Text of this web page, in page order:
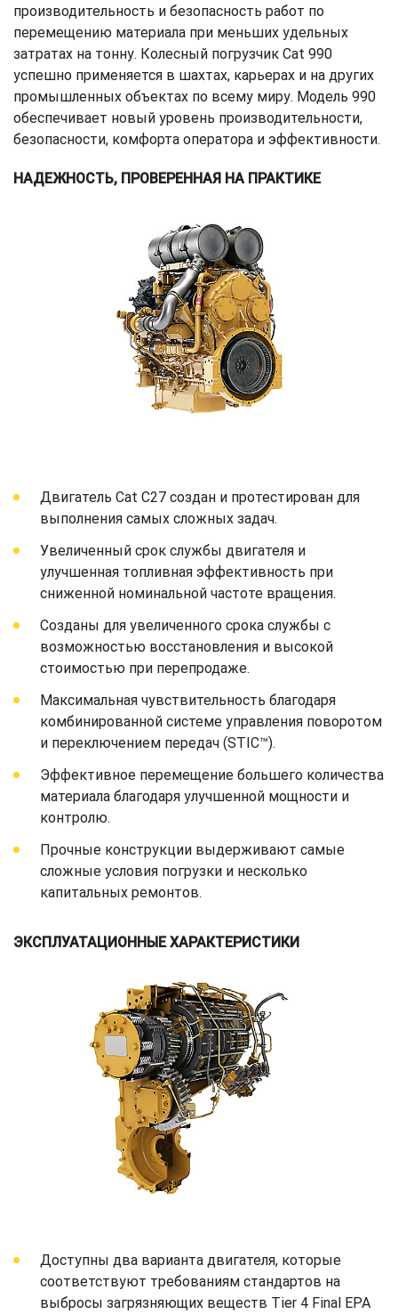
производительность и безопасность работ по
перемещению материала при меньших удельных
затратах на тонну. Колесный погрузчик Cat 990
успешно применяется в шахтах, карьерах и на других
промышленных объектах по всему миру. Модель 990
обеспечивает новый уровень производительности,
безопасности, комфорта оператора и эффективности.
НАДЕЖНОСТЬ, ПРОВЕРЕННАЯ НА ПРАКТИКЕ
Двигатель Cat C27 создан и протестирован для
выполнения самых сложных задач.
Увеличенный срок службы двигателя и
улучшенная топливная эффективность при
сниженной номинальной частоте вращения.
Созданы для увеличенного срока службы с
возможностью восстановления и высокой
стоимостью при перепродаже.
Максимальная чувствительность благодаря
комбинированной системе управления поворотом
и переключением передач (STIC™).
Эффективное перемещение большего количества
материала благодаря улучшенной мощности и
контролю.
Прочные конструкции выдерживают самые
сложные условия погрузки и несколько
капитальных ремонтов.
ЭКСПЛУАТАЦИОННЫЕ ХАРАКТЕРИСТИКИ
Доступны два варианта двигателя, которые
соответствуют требованиям стандартов на
выбросы загрязняющих веществ Tier 4 Final EPA